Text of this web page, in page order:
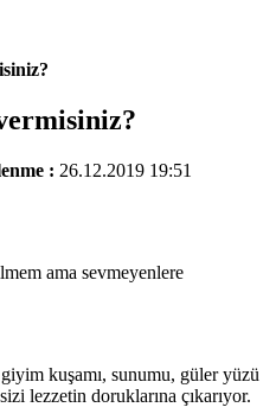
: 26.12.2019 19:51
ama sevmeyenlere
kuşamı, sunumu, güler yüzü
lezzetin doruklarına çıkarıyor.